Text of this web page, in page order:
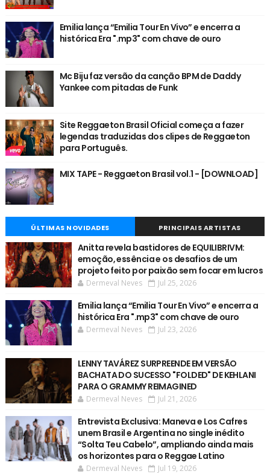
Emilia lança “Emilia Tour En Vivo” e encerra a
histórica Era ".mp3" com chave de ouro
Mc Biju faz versão da canção BPM de Daddy
Yankee com pitadas de Funk
Site Reggaeton Brasil Oficial começa a fazer
legendas traduzidas dos clipes de Reggaeton
para Português.
MIX TAPE - Reggaeton Brasil vol.1 - [DOWNLOAD]
ÚLTIMAS NOVIDADES PRINCIPAIS ARTISTAS
Anitta revela bastidores de EQUILIBRIVM:
emoção, essência e os desafios de um
projeto feito por paixão sem focar em lucros
Dermeval Neves Jul 25, 2026
Emilia lança “Emilia Tour En Vivo” e encerra a
histórica Era ".mp3" com chave de ouro
Dermeval Neves Jul 23, 2026
LENNY TAVÁREZ SURPREENDE EM VERSÃO
BACHATA DO SUCESSO "FOLDED" DE KEHLANI
PARA O GRAMMY REIMAGINED
Dermeval Neves Jul 21, 2026
Entrevista Exclusiva: Maneva e Los Cafres
unem Brasil e Argentina no single inédito
“Solta Teu Cabelo”, ampliando ainda mais
os horizontes para o Reggae Latino
Dermeval Neves Jul 19, 2026